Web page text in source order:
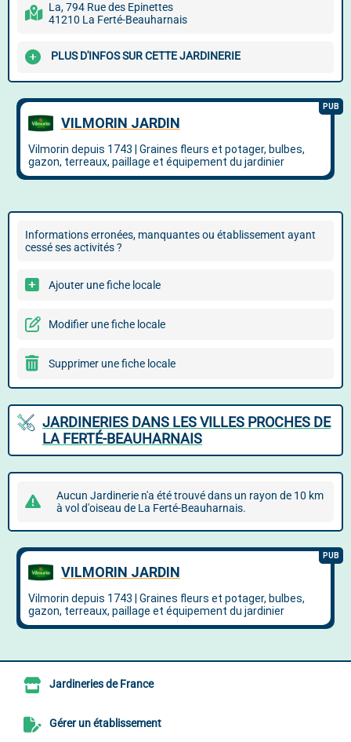
La, 794 Rue des Epinettes
41210 La Ferté-Beauharnais
PLUS D'INFOS SUR CETTE JARDINERIE
Informations erronées, manquantes ou établissement ayant
cessé ses activités ?
Ajouter une fiche locale
Modifier une fiche locale
Supprimer une fiche locale
JARDINERIES DANS LES VILLES PROCHES DE
LA FERTÉ-BEAUHARNAIS
Aucun Jardinerie n'a été trouvé dans un rayon de 10 km
à vol d'oiseau de La Ferté-Beauharnais.
Jardineries de France
Gérer un établissement